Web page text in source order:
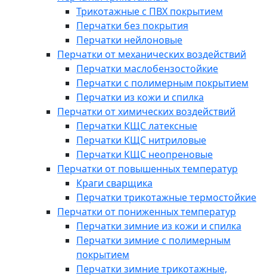
Трикотажные с ПВХ покрытием
Перчатки без покрытия
Перчатки нейлоновые
Перчатки от механических воздействий
Перчатки маслобензостойкие
Перчатки с полимерным покрытием
Перчатки из кожи и спилка
Перчатки от химических воздействий
Перчатки КЩС латексные
Перчатки КЩС нитриловые
Перчатки КЩС неопреновые
Перчатки от повышенных температур
Краги сварщика
Перчатки трикотажные термостойкие
Перчатки от пониженных температур
Перчатки зимние из кожи и спилка
Перчатки зимние с полимерным
покрытием
Перчатки зимние трикотажные,